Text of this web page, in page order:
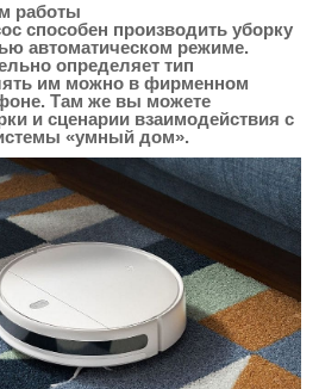
работы
способен производить уборку
автоматическом режиме.
определяет тип
им можно в фирменном
Там же вы можете
и сценарии взаимодействия с
«умный дом».